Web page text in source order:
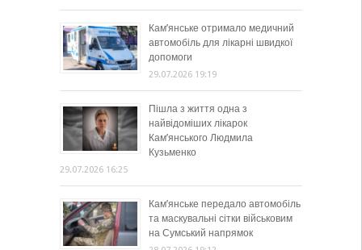
Кам’янське отримало медичний
автомобіль для лікарні швидкої
допомоги
29.07.2026 19:19
Пішла з життя одна з
найвідоміших лікарок
Кам’янського Людмила
Кузьменко
29.07.2026 16:25
Кам’янське передало автомобіль
та маскувальні сітки військовим
на Сумський напрямок